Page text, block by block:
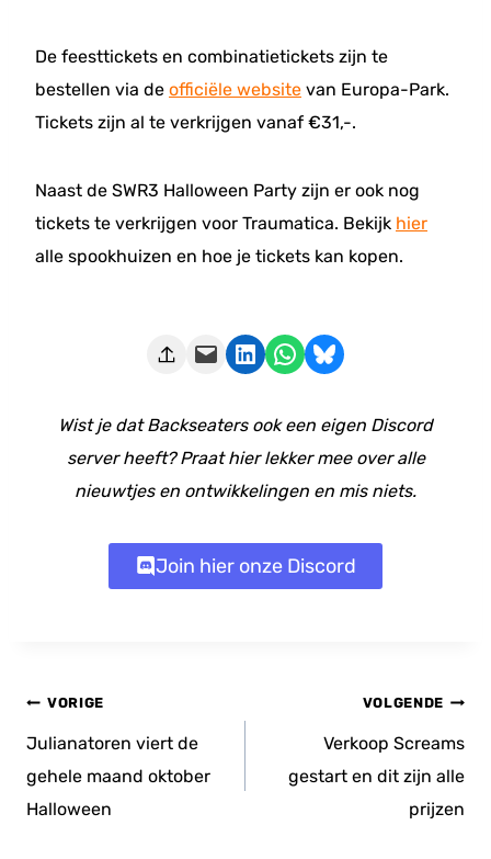
De feesttickets en combinatietickets zijn te
bestellen via de officiële website van Europa-Park.
Tickets zijn al te verkrijgen vanaf €31,-.
Naast de SWR3 Halloween Party zijn er ook nog
tickets te verkrijgen voor Traumatica. Bekijk hier
alle spookhuizen en hoe je tickets kan kopen.
Deze pagina e-mailen Delen op LinkedIn Delen via WhatsApp Share on Bluesky
Wist je dat Backseaters ook een eigen Discord
server heeft? Praat hier lekker mee over alle
nieuwtjes en ontwikkelingen en mis niets.
Join hier onze Discord
Bericht
navigatie
VORIGE
Julianatoren viert de
gehele maand oktober
Halloween
VOLGENDE
Verkoop Screams
gestart en dit zijn alle
prijzen